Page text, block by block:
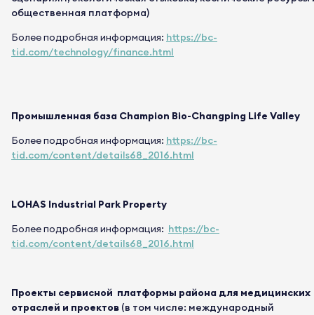
общественная платформа)
Более подробная информация: https://bc-
tid.com/technology/finance.html
Промышленная база Champion Bio-Changping Life Valley
Более подробная информация: https://bc-
tid.com/content/details68_2016.html
LOHAS Industrial Park Property
Более подробная информация: https://bc-
tid.com/content/details68_2016.html
Проекты сервисной платформы района для медицинских
отраслей и проектов (в том числе: международный